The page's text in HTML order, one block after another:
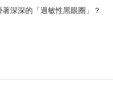
深深的「過敏性黑眼圈」？